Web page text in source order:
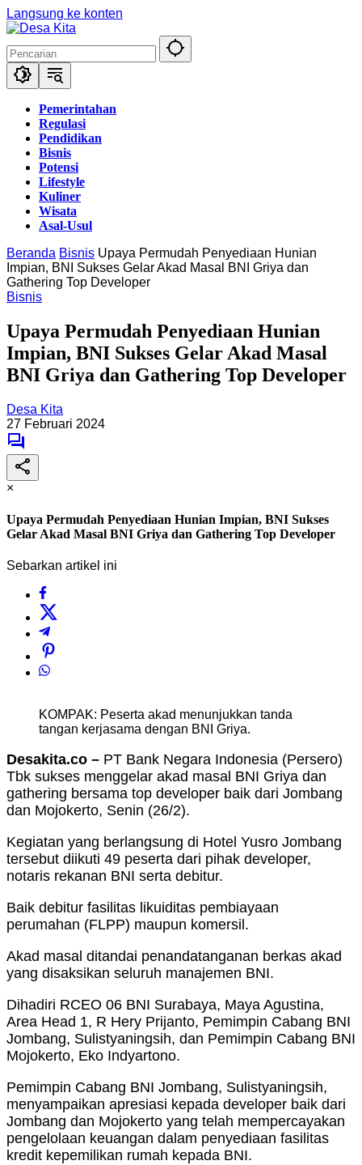
Langsung ke konten
Pemerintahan
Regulasi
Pendidikan
Bisnis
Potensi
Lifestyle
Kuliner
Wisata
Asal-Usul
Beranda Bisnis Upaya Permudah Penyediaan Hunian
Impian, BNI Sukses Gelar Akad Masal BNI Griya dan
Gathering Top Developer
Bisnis
Upaya Permudah Penyediaan Hunian
Impian, BNI Sukses Gelar Akad Masal
BNI Griya dan Gathering Top Developer
Desa Kita
27 Februari 2024
×
Upaya Permudah Penyediaan Hunian Impian, BNI Sukses
Gelar Akad Masal BNI Griya dan Gathering Top Developer
Sebarkan artikel ini
KOMPAK: Peserta akad menunjukkan tanda
tangan kerjasama dengan BNI Griya.
Desakita.co – PT Bank Negara Indonesia (Persero)
Tbk sukses menggelar akad masal BNI Griya dan
gathering bersama top developer baik dari Jombang
dan Mojokerto, Senin (26/2).
Kegiatan yang berlangsung di Hotel Yusro Jombang
tersebut diikuti 49 peserta dari pihak developer,
notaris rekanan BNI serta debitur.
Baik debitur fasilitas likuiditas pembiayaan
perumahan (FLPP) maupun komersil.
Akad masal ditandai penandatanganan berkas akad
yang disaksikan seluruh manajemen BNI.
Dihadiri RCEO 06 BNI Surabaya, Maya Agustina,
Area Head 1, R Hery Prijanto, Pemimpin Cabang BNI
Jombang, Sulistyaningsih, dan Pemimpin Cabang BNI
Mojokerto, Eko Indyartono.
Pemimpin Cabang BNI Jombang, Sulistyaningsih,
menyampaikan apresiasi kepada developer baik dari
Jombang dan Mojokerto yang telah mempercayakan
pengelolaan keuangan dalam penyediaan fasilitas
kredit kepemilikan rumah kepada BNI.